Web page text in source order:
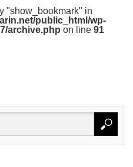
"show_bookmark" in
public_html/wp-
archive.php on line 91